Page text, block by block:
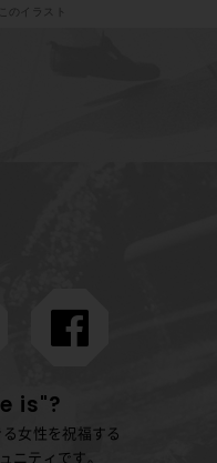
のイラスト
is"?
女性を祝福する
ニティです。